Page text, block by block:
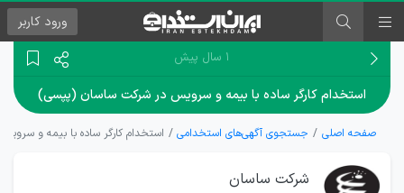
ورود کاربر
۱ سال پیش
استخدام کارگر ساده با بیمه و سرویس در شرکت ساسان (پپسی)
صفحه اصلی جستجوی آگهی‌های استخدامی استخدام کارگر ساده با بیمه و
شرکت ساسان